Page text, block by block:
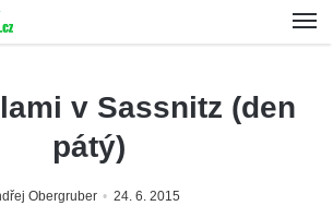
v Sassnitz (den
pátý)
Obergruber 24. 6. 2015